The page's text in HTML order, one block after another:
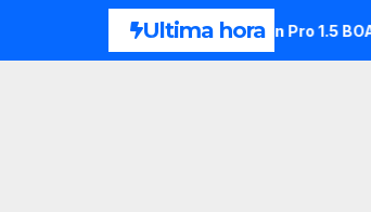
Ultima hora
HEAD desvela la Motion Pro 1.5 BOA